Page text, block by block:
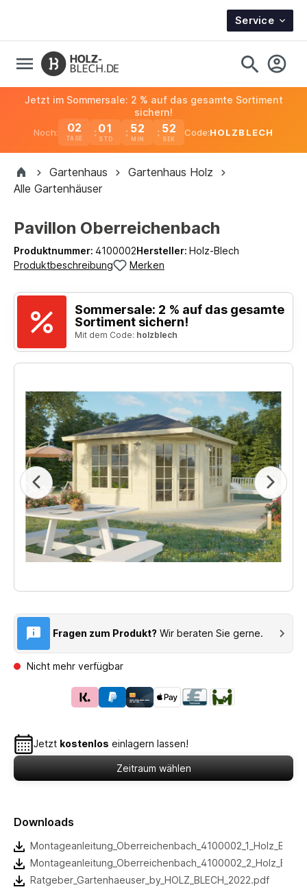
Service
Noch: 02
TAGE
01 52 52
Jetzt im Sommersale: 2 % auf das gesamte Sortiment
sichern!
Code:HOLZBLECH
Gartenhaus
Gartenhaus Holz
Alle Gartenhäuser
Pavillon Oberreichenbach
Produktnummer: 4100002Hersteller: Holz-Blech
Produktbeschreibung
Merken
Sommersale: 2 % auf das gesamte
Sortiment sichern!
Mit dem Code: holzblech
Fragen zum Produkt? Wir beraten Sie gerne.
Nicht mehr verfügbar
Jetzt kostenlos einlagern lassen!
Zeitraum wählen
Downloads
Ratgeber_Gartenhaeuser_by_HOLZ_BLECH_2022.pdf